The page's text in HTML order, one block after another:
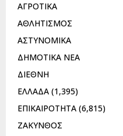
ΑΓΡΟΤΙΚΑ
ΑΘΛΗΤΙΣΜΟΣ
ΑΣΤΥΝΟΜΙΚΑ
ΔΗΜΟΤΙΚΑ ΝΕΑ
ΔΙΕΘΝΗ
ΕΛΛΑΔΑ (1,395)
ΕΠΙΚΑΙΡΟΤΗΤΑ (6,815)
ΖΑΚΥΝΘΟΣ